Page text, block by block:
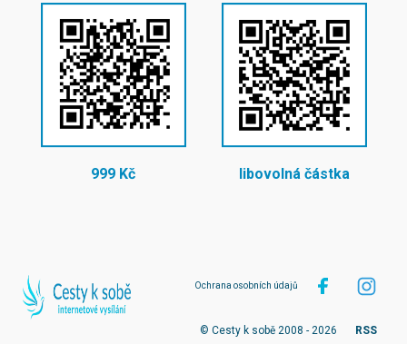
999 Kč libovolná částka
Ochrana osobních údajů
© Cesty k sobě 2008 - 2026 RSS